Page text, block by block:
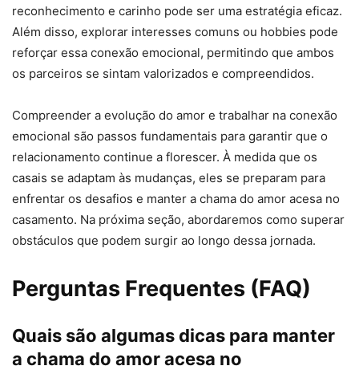
reconhecimento e carinho pode ser uma estratégia eficaz.
Além disso, explorar interesses comuns ou hobbies pode
reforçar essa conexão emocional, permitindo que ambos
os parceiros se sintam valorizados e compreendidos.
Compreender a evolução do amor e trabalhar na conexão
emocional são passos fundamentais para garantir que o
relacionamento continue a florescer. À medida que os
casais se adaptam às mudanças, eles se preparam para
enfrentar os desafios e manter a chama do amor acesa no
casamento. Na próxima seção, abordaremos como superar
obstáculos que podem surgir ao longo dessa jornada.
Perguntas Frequentes (FAQ)
Quais são algumas dicas para manter
a chama do amor acesa no